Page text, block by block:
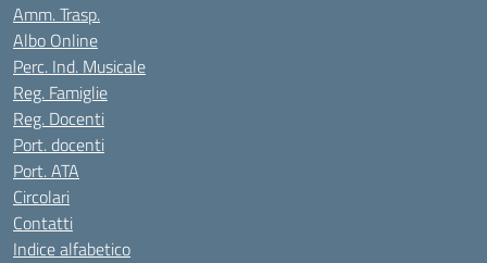
Amm. Trasp.
Albo Online
Perc. Ind. Musicale
Reg. Famiglie
Reg. Docenti
Port. docenti
Port. ATA
Circolari
Contatti
Indice alfabetico